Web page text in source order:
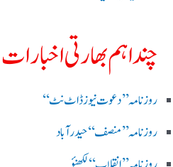
چند اہم بھارتی اخبارات
روز نامہ ’’ دعوت نیوز ڈاٹ نٹ‘‘
روزنامہ ’’ منصف‘‘ حیدر آباد